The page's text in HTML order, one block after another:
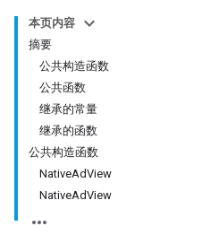
本页内容
摘要
公共构造函数
公共函数
继承的常量
继承的函数
公共构造函数
NativeAdView
NativeAdView